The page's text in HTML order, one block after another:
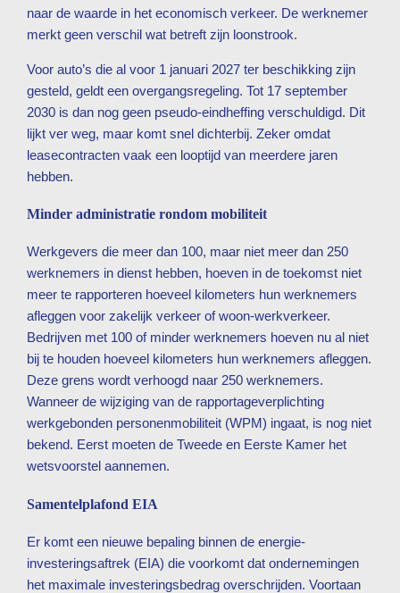
naar de waarde in het economisch verkeer. De werknemer
merkt geen verschil wat betreft zijn loonstrook.
Voor auto’s die al voor 1 januari 2027 ter beschikking zijn
gesteld, geldt een overgangsregeling. Tot 17 september
2030 is dan nog geen pseudo-eindheffing verschuldigd. Dit
lijkt ver weg, maar komt snel dichterbij. Zeker omdat
leasecontracten vaak een looptijd van meerdere jaren
hebben.
Minder administratie rondom mobiliteit
Werkgevers die meer dan 100, maar niet meer dan 250
werknemers in dienst hebben, hoeven in de toekomst niet
meer te rapporteren hoeveel kilometers hun werknemers
afleggen voor zakelijk verkeer of woon-werkverkeer.
Bedrijven met 100 of minder werknemers hoeven nu al niet
bij te houden hoeveel kilometers hun werknemers afleggen.
Deze grens wordt verhoogd naar 250 werknemers.
Wanneer de wijziging van de rapportageverplichting
werkgebonden personenmobiliteit (WPM) ingaat, is nog niet
bekend. Eerst moeten de Tweede en Eerste Kamer het
wetsvoorstel aannemen.
Samentelplafond EIA
Er komt een nieuwe bepaling binnen de energie-
investeringsaftrek (EIA) die voorkomt dat ondernemingen
het maximale investeringsbedrag overschrijden. Voortaan